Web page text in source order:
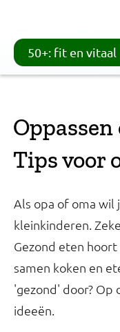
50+: fit en vitaal
Tips voor
Als opa of oma wil
kleinkinderen.
Gezond eten
samen koken en
'gezond' door? Op
ideeën.